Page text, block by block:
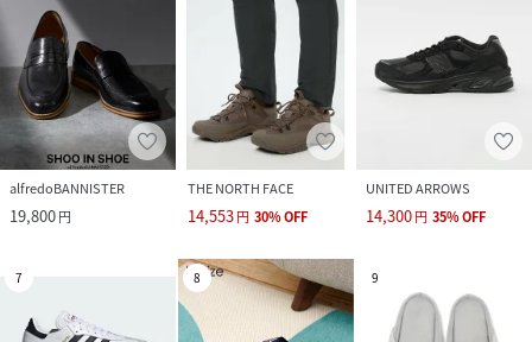
alfredoBANNISTER
19,800円
THE NORTH FACE
14,553円 30%OFF
UNITED ARROWS
14,300円 35%OFF
7 8 9